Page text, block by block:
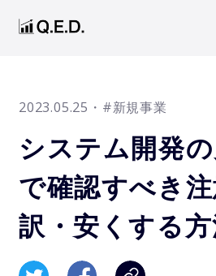
2023.05.25 ・#新規事業
システム開発
で確認すべき
訳・安くする